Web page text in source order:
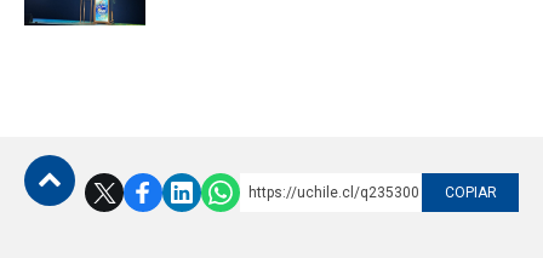
https://uchile.cl/q235300 COPIAR